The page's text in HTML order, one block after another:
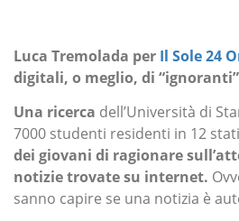
Luca Tremolada per Il Sole 24
digitali, o meglio, di
Una ricerca dell’Università di
7000 studenti residenti in 12
dei giovani di ragionare
notizie trovate su internet.
sanno capire se una notizia è